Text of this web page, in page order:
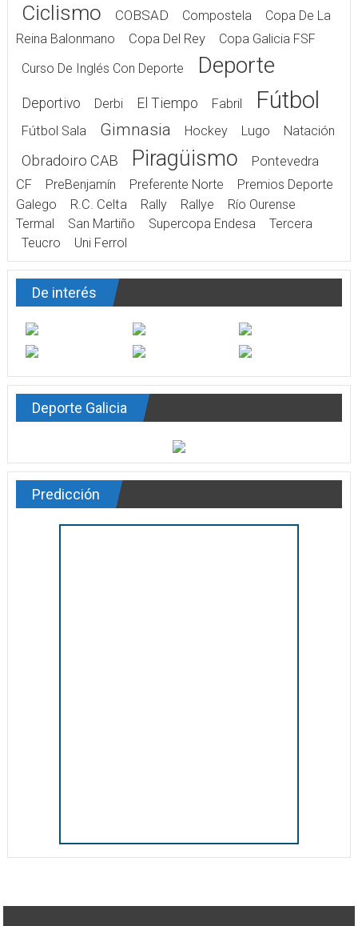
Ciclismo COBSAD Compostela
Copa De La
Reina Balonmano
Copa Del Rey
Copa Galicia FSF
Curso De Inglés Con Deporte
Deporte
Deportivo Derbi El Tiempo Fabril Fútbol
Fútbol Sala Gimnasia Hockey Lugo Natación
Obradoiro CAB Piragüismo
Pontevedra
CF
PreBenjamín Preferente Norte
Premios Deporte
Galego
R.C. Celta Rally Rallye
Río Ourense
Termal
San Martiño Supercopa Endesa
Tercera
Teucro
Uni Ferrol
De interés
Deporte Galicia
Predicción